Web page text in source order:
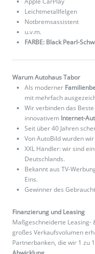
Leichtmetallfelgen
Notbremsassistent
u.v.m.
FARBE: Black Pearl-
Warum Autohaus Tabor
Als moderner
mit mehrfach
Wir verbinden das Beste
innovativem Internet-
Seit über 40 Jahren
Von AutoBild wurden
XXL Händler: wir sind
Deutschlands.
Bekannt aus TV-
Eins.
Gewinner des
Finanzierung und Leasing
Maßgeschneiderte Leasing-
großes Verkaufsvolumen
Partnerbanken, die wir 1 zu